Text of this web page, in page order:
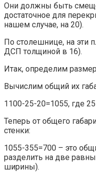
Они должны быть
достаточное для
нашем случае, на 20).
По столешнице, на эти
ДСП толщиной в 16).
Итак, определим
Вычислим общий их
1100-25-20=1055, где
Теперь от общего
стенки:
1055-355=700 – это
разделить на две
ширины).